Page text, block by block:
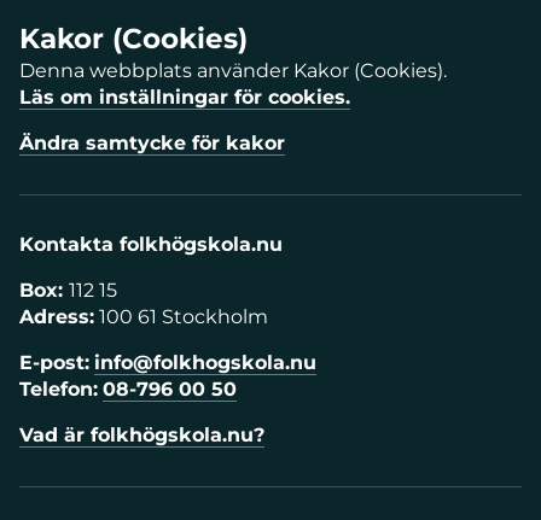
Kakor (Cookies)
Denna webbplats använder Kakor (Cookies).
Läs om inställningar för cookies.
Ändra samtycke för kakor
Kontakta folkhögskola.nu
Box: 112 15
Adress: 100 61 Stockholm
E-post: info@folkhogskola.nu
Telefon: 08-796 00 50
Vad är folkhögskola.nu?